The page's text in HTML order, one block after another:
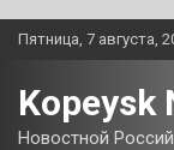
Перейти
Пятница, 7 августа,
Kopeysk
Новостной